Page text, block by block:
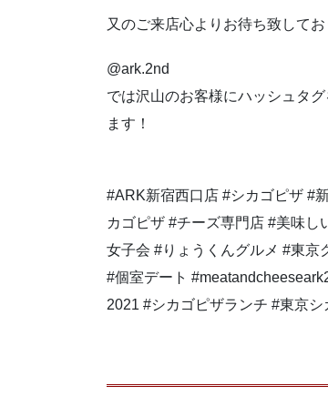
又のご来店心よりお待ち致してお
@ark.2nd
では沢山のお客様にハッシュタ
ます！
#ARK新宿西口店 #シカゴピザ #
カゴピザ #チーズ専門店 #美味
女子会 #りょうくんグルメ #東京
#個室デート
2021 #シカゴピザランチ #東京